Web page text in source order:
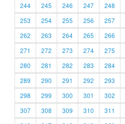
244
245 246 247 248
253
254 255 256 257
262
263 264 265 266
271
272 273 274 275
280
281 282 283 284
289
290 291 292 293
298
299 300 301 302
307
308 309 310 311